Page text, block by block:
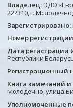
Владелец: ОДО
222310, г.
Зарегистрировано:
Номер регистрации
Дата регистрации
Республики
Регистрационный
Книга замечаний
Молодечно, улица
Уполномоченные